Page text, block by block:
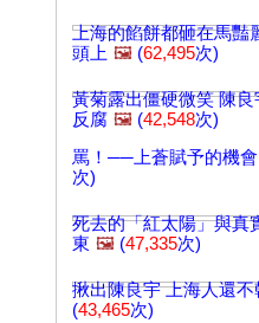
上海的餡餅都砸在馬豔
頭上 🖼️ (62,495次)
黃菊露出僵硬微笑 陳良
反腐 🖼️ (42,548次)
罵！──上蒼賦予的機
次)
死去的「紅太陽」與真
東 🖼️ (47,335次)
揪出陳良宇 上海人還不
(43,465次)